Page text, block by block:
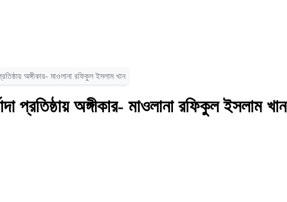
অঙ্গীকার- মাওলানা রফিকুল ইসলাম খান
প্রতিষ্ঠায় অঙ্গীকার- মাওলানা রফিকুল ইসলাম খান